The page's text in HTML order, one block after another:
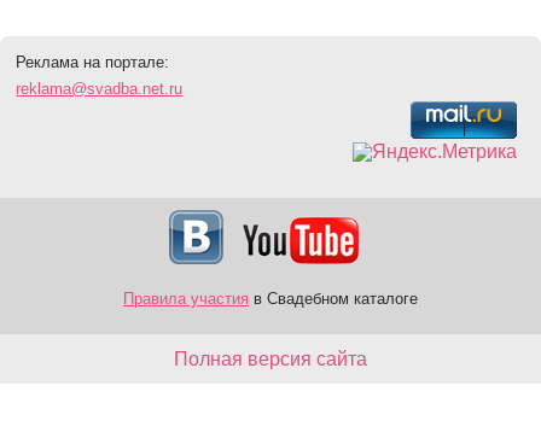
Реклама на портале:
reklama@svadba.net.ru
Правила участия в Свадебном каталоге
Полная версия сайта